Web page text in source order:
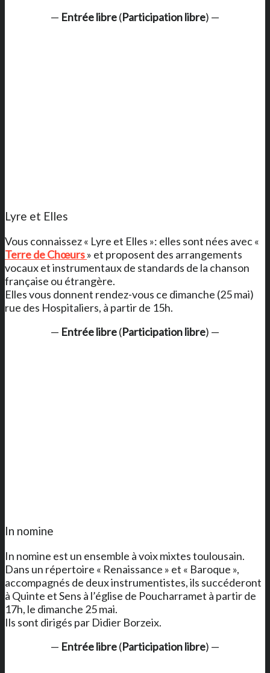
— Entrée libre(Participation libre) —
Lyre et Elles
Vous connaissez « Lyre et Elles »: elles sont nées avec «
Terre de Chœurs» et proposent des arrangements
vocaux et instrumentaux de standards de la chanson
française ou étrangère.
Elles vous donnent rendez-vous ce dimanche (25 mai)
rue des Hospitaliers, à partir de 15h.
— Entrée libre(Participation libre) —
In nomine
In nomine est un ensemble à voix mixtes toulousain.
Dans un répertoire « Renaissance » et « Baroque »,
accompagnés de deux instrumentistes, ils succéderont
à Quinte et Sens à l’église de Poucharramet à partir de
17h, le dimanche 25 mai.
Ils sont dirigés par Didier Borzeix.
— Entrée libre(Participation libre) —